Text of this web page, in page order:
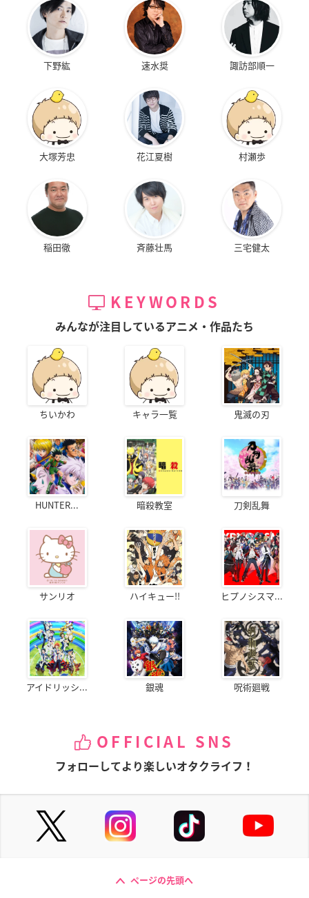
下野紘 速水奨 諏訪部順一
大塚芳忠 花江夏樹 村瀬歩
稲田徹 斉藤壮馬 三宅健太
KEYWORDS
みんなが注目しているアニメ・作品たち
ちいかわ キャラ一覧 鬼滅の刃
HUNTER... 暗殺教室 刀剣乱舞
サンリオ ハイキュー!! ヒプノシスマ...
アイドリッシ... 銀魂 呪術廻戦
OFFICIAL SNS
フォローしてより楽しいオタクライフ！
ページの先頭へ